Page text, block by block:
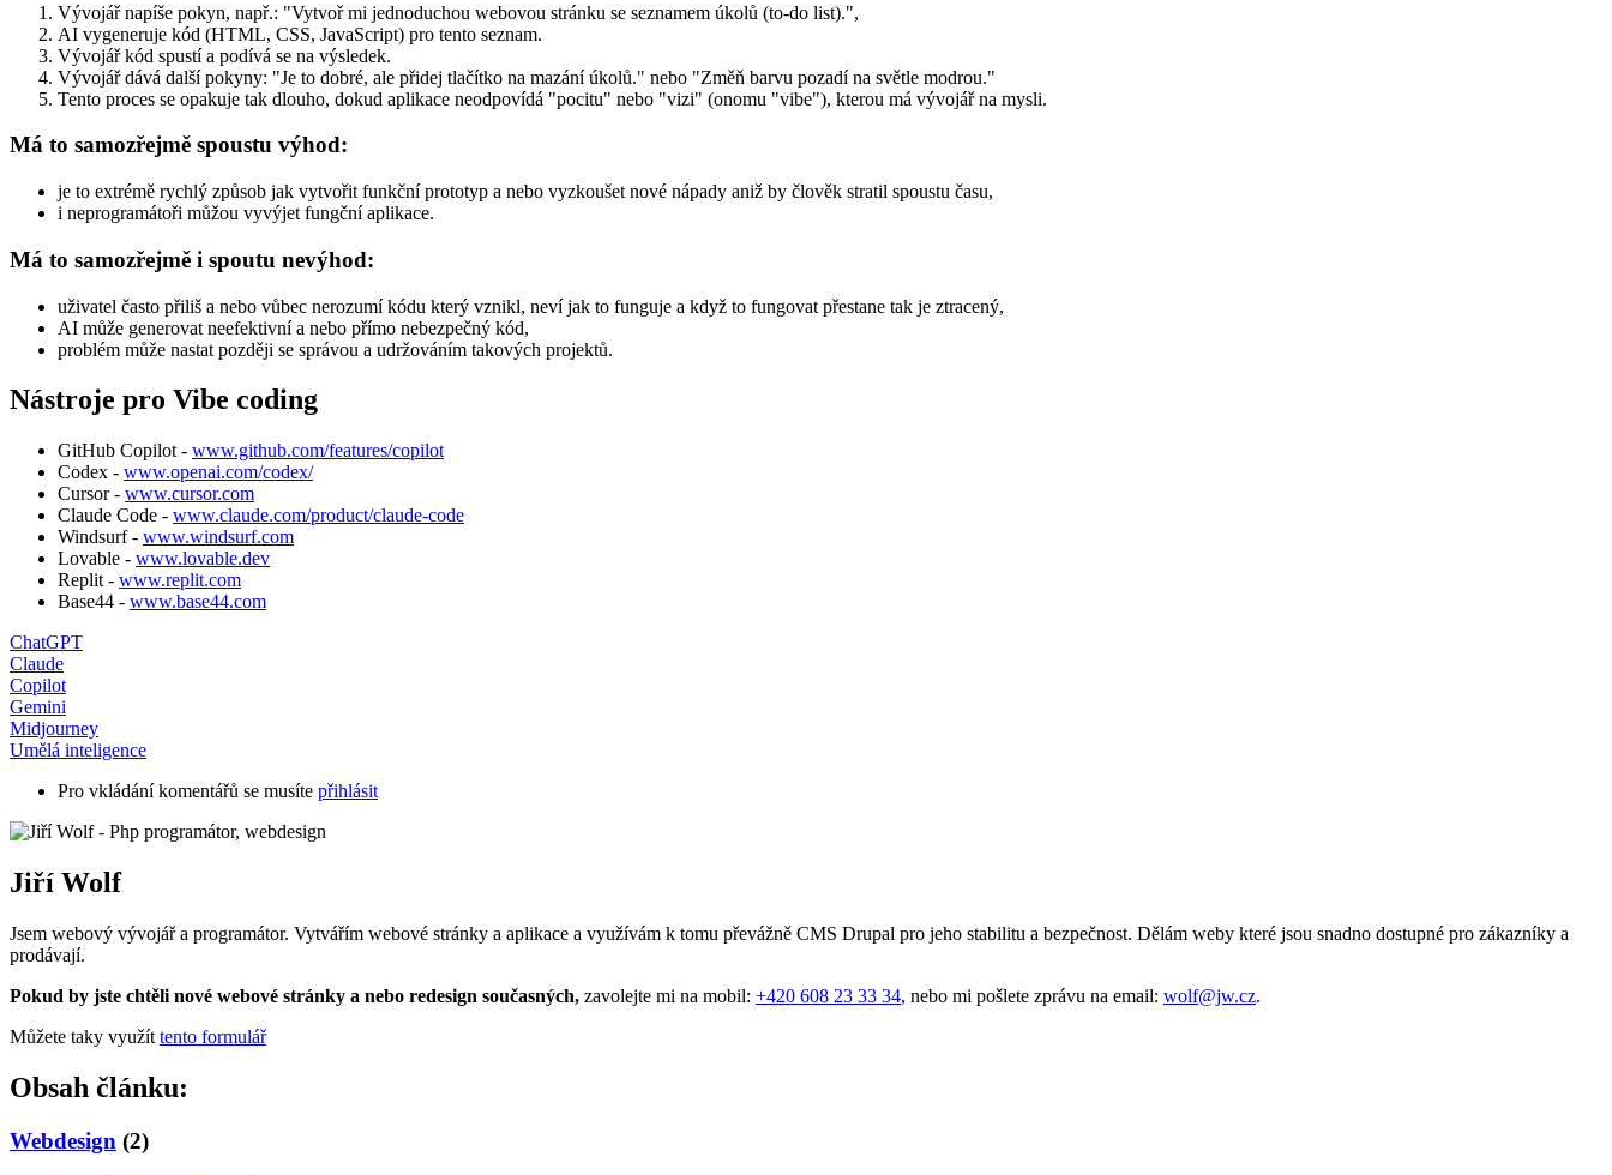
Vývojář napíše pokyn, např.: "Vytvoř mi jednoduchou webovou stránku se seznamem úkolů (to-do list).",
AI vygeneruje kód (HTML, CSS, JavaScript) pro tento seznam.
Vývojář kód spustí a podívá se na výsledek.
Vývojář dává další pokyny: "Je to dobré, ale přidej tlačítko na mazání úkolů." nebo "Změň barvu pozadí na světle modrou."
Tento proces se opakuje tak dlouho, dokud aplikace neodpovídá "pocitu" nebo "vizi" (onomu "vibe"), kterou má vývojář na mysli.
Má to samozřejmě spoustu výhod:
je to extrémě rychlý způsob jak vytvořit funkční prototyp a nebo vyzkoušet nové nápady aniž by člověk stratil spoustu času,
i neprogramátoři můžou vyvýjet fungční aplikace.
Má to samozřejmě i spoutu nevýhod:
uživatel často přiliš a nebo vůbec nerozumí kódu který vznikl, neví jak to funguje a když to fungovat přestane tak je ztracený,
AI může generovat neefektivní a nebo přímo nebezpečný kód,
problém může nastat později se správou a udržováním takových projektů.
Nástroje pro Vibe coding
GitHub Copilot - www.github.com/features/copilot
Codex - www.openai.com/codex/
Cursor - www.cursor.com
Claude Code - www.claude.com/product/claude-code
Windsurf - www.windsurf.com
Lovable - www.lovable.dev
Replit - www.replit.com
Base44 - www.base44.com
ChatGPT
Claude
Copilot
Gemini
Midjourney
Umělá inteligence
Pro vkládání komentářů se musíte přihlásit
Jiří Wolf
Jsem webový vývojář a programátor. Vytvářím webové stránky a aplikace a využívám k tomu převážně CMS Drupal pro jeho stabilitu a bezpečnost. Dělám weby které jsou snadno dostupné pro zákazníky a
prodávají.
Pokud by jste chtěli nové webové stránky a nebo redesign současných, zavolejte mi na mobil: +420 608 23 33 34, nebo mi pošlete zprávu na email: wolf@jw.cz.
Můžete taky využít tento formulář
Obsah článku:
Webdesign (2)